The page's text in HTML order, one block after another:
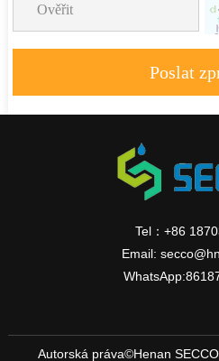
Poslat
Tel：+86
Email:
Autorská práva©Henan